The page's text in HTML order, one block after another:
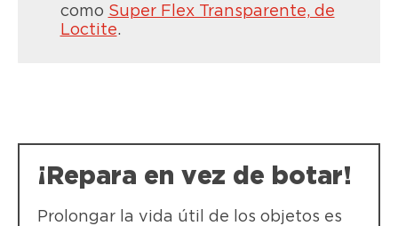
duraderas y resistentes al movimiento, a
como Super Flex Transparente, de
Loctite.
¡Repara en vez de botar!
Prolongar la vida útil de los objetos es